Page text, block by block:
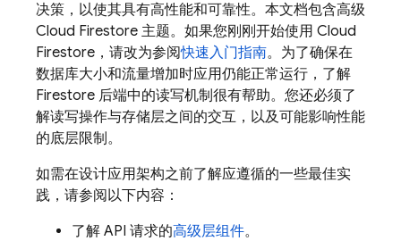
决策，以使其具有高性能和可靠性。本文档包含高级
Cloud Firestore 主题。如果您刚刚开始使用 Cloud
Firestore ，请改为参阅快速入门指南。为了确保在
数据库大小和流量增加时应用仍能正常运行，了解
Firestore 后端中的读写机制很有帮助。您还必须了
解读写操作与存储层之间的交互，以及可能影响性能
的底层限制。
如需在设计应用架构之前了解应遵循的一些最佳实
践，请参阅以下内容：
了解 API 请求的高级层组件。